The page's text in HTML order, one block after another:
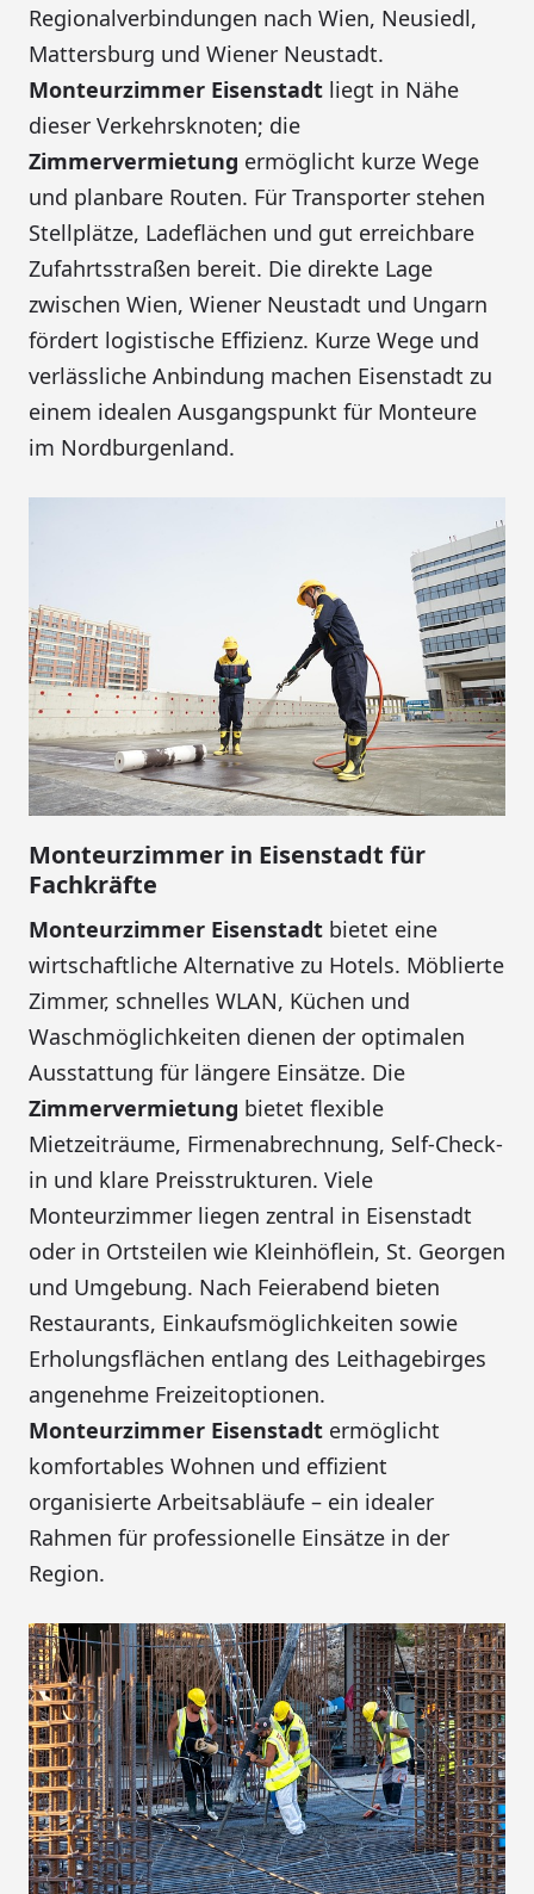
Regionalverbindungen nach Wien, Neusiedl,
Mattersburg und Wiener Neustadt.
Monteurzimmer Eisenstadt liegt in Nähe
dieser Verkehrsknoten; die
Zimmervermietung ermöglicht kurze Wege
und planbare Routen. Für Transporter stehen
Stellplätze, Ladeflächen und gut erreichbare
Zufahrtsstraßen bereit. Die direkte Lage
zwischen Wien, Wiener Neustadt und Ungarn
fördert logistische Effizienz. Kurze Wege und
verlässliche Anbindung machen Eisenstadt zu
einem idealen Ausgangspunkt für Monteure
im Nordburgenland.
Monteurzimmer in Eisenstadt für
Fachkräfte
Monteurzimmer Eisenstadt bietet eine
wirtschaftliche Alternative zu Hotels. Möblierte
Zimmer, schnelles WLAN, Küchen und
Waschmöglichkeiten dienen der optimalen
Ausstattung für längere Einsätze. Die
Zimmervermietung bietet flexible
Mietzeiträume, Firmenabrechnung, Self-Check-
in und klare Preisstrukturen. Viele
Monteurzimmer liegen zentral in Eisenstadt
oder in Ortsteilen wie Kleinhöflein, St. Georgen
und Umgebung. Nach Feierabend bieten
Restaurants, Einkaufsmöglichkeiten sowie
Erholungsflächen entlang des Leithagebirges
angenehme Freizeitoptionen.
Monteurzimmer Eisenstadt ermöglicht
komfortables Wohnen und effizient
organisierte Arbeitsabläufe – ein idealer
Rahmen für professionelle Einsätze in der
Region.